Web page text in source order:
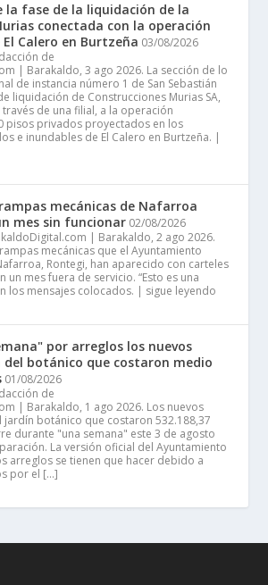
la fase de la liquidación de la
conectada con la operación
Calero en Burtzeña 03/08/2026
de
| Barakaldo, 3 ago 2026. La sección de lo
de instancia número 1 de San Sebastián
liquidación de Construcciones Murias SA,
de una filial, a la operación
pisos privados proyectados en los
e inundables de El Calero en Burtzeña. |
mecánicas de Nafarroa
mes sin funcionar 02/08/2026
| Barakaldo, 2 ago 2026.
mecánicas que el Ayuntamiento
Rontegi, han aparecido con carteles
un mes fuera de servicio. “Esto es una
los mensajes colocados. | sigue leyendo
por arreglos los nuevos
del botánico que costaron medio
01/08/2026
de
| Barakaldo, 1 ago 2026. Los nuevos
jardín botánico que costaron 532.188,37
durante "una semana" este 3 de agosto
La versión oficial del Ayuntamiento
arreglos se tienen que hacer debido a
por el […]